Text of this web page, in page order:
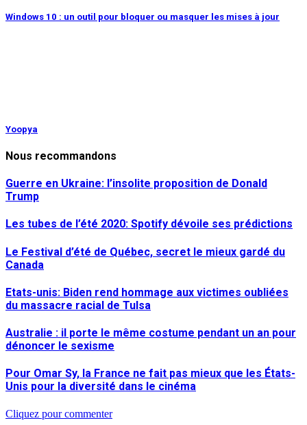
Windows 10 : un outil pour bloquer ou masquer les mises à jour
Yoopya
Nous recommandons
Guerre en Ukraine: l’insolite proposition de Donald
Trump
Les tubes de l’été 2020: Spotify dévoile ses prédictions
Le Festival d’été de Québec, secret le mieux gardé du
Canada
Etats-unis: Biden rend hommage aux victimes oubliées
du massacre racial de Tulsa
Australie : il porte le même costume pendant un an pour
dénoncer le sexisme
Pour Omar Sy, la France ne fait pas mieux que les États-
Unis pour la diversité dans le cinéma
Cliquez pour commenter